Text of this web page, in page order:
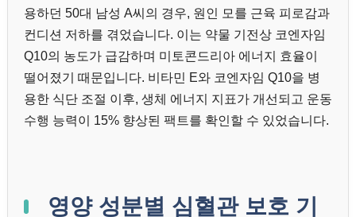
용하던 50대 남성 A씨의 경우, 원인 모를 근육 피로감과
컨디션 저하를 겪었습니다. 이는 약물 기전상 코엔자임
Q10의 농도가 급감하며 미토콘드리아 에너지 효율이
떨어졌기 때문입니다. 비타민 E와 코엔자임 Q10을 병
용한 식단 조절 이후, 생체 에너지 지표가 개선되고 운동
수행 능력이 15% 향상된 팩트를 확인할 수 있었습니다.
영양 성분별 심혈관 보호 기